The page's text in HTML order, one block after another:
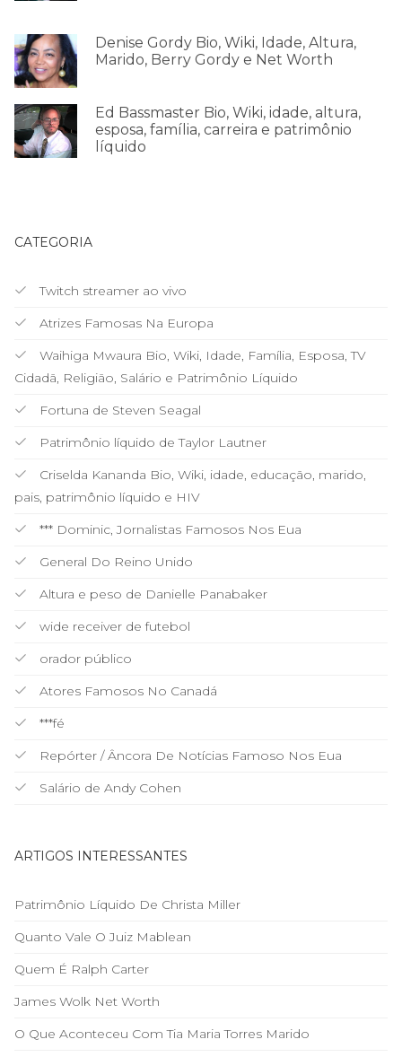
Denise Gordy Bio, Wiki, Idade, Altura,
Marido, Berry Gordy e Net Worth
Ed Bassmaster Bio, Wiki, idade, altura,
esposa, família, carreira e patrimônio
líquido
CATEGORIA
Twitch streamer ao vivo
Atrizes Famosas Na Europa
Waihiga Mwaura Bio, Wiki, Idade, Família, Esposa, TV
Cidadã, Religião, Salário e Patrimônio Líquido
Fortuna de Steven Seagal
Patrimônio líquido de Taylor Lautner
Criselda Kananda Bio, Wiki, idade, educação, marido,
pais, patrimônio líquido e HIV
*** Dominic, Jornalistas Famosos Nos Eua
General Do Reino Unido
Altura e peso de Danielle Panabaker
wide receiver de futebol
orador público
Atores Famosos No Canadá
***fé
Repórter / Âncora De Notícias Famoso Nos Eua
Salário de Andy Cohen
ARTIGOS INTERESSANTES
Patrimônio Líquido De Christa Miller
Quanto Vale O Juiz Mablean
Quem É Ralph Carter
James Wolk Net Worth
O Que Aconteceu Com Tia Maria Torres Marido